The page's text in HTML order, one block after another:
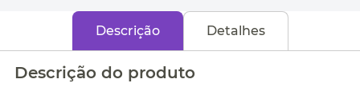
Descrição Detalhes
Descrição do produto